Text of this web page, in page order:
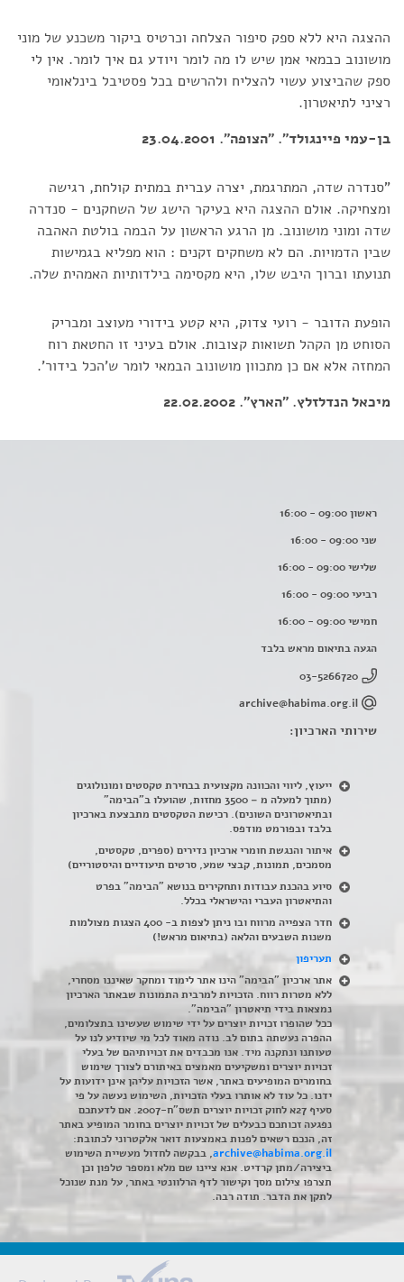
ההצגה היא ללא ספק סיפור הצלחה וכרטיס ביקור משכנע של מוני
מושונוב כבמאי אמן שיש לו מה לומר ויודע גם איך לומר. אין לי
ספק שהביצוע עשוי להצליח ולהרשים בכל פסטיבל בינלאומי
רציני לתיאטרון.
בן-עמי פיינגולד". "הצופה". 23.04.2001
"סנדרה שדה, המתרגמת, יצרה עברית במתית קולחת, רגישה
ומצחיקה. אולם ההצגה היא בעיקר הישג של השחקנים - סנדרה
שדה ומוני מושונוב. מן הרגע הראשון על הבמה בולטת האהבה
שבין הדמויות. הם לא משחקים זקנים : הוא מפליא בגמישות
תנועתו וברוך היבש שלו, היא מקסימה בילדותיות האמהית שלה.
הופעת הדובר - רועי צדוק, היא קטע בידורי מעוצב ומבריק
הסוחט מן הקהל תשואות קצובות. אולם בעיני זו החטאת רוח
המחזה אלא אם כן מתכוון מושונוב הבמאי לומר ש'הכל בידור'.
מיכאל הנדלזלץ. "הארץ". 22.02.2002
ראשון 09:00 - 16:00
שני 09:00 - 16:00
שלישי 09:00 - 16:00
רביעי 09:00 - 16:00
חמישי 09:00 - 16:00
הגעה בתיאום מראש בלבד
03-5266720
archive@habima.org.il
שירותי הארכיון:
ייעוץ, ליווי והכוונה מקצועית בבחירת טקסטים ומונולוגים
(מתוך למעלה מ – 3500 מחזות, שהועלו ב"הבימה"
ובתיאטרונים השונים). רכישת הטקסטים מתבצעת בארכיון
בלבד ובפורמט מודפס.
איתור והנגשת חומרי ארכיון נדירים (ספרים, טקסטים,
מסמכים, תמונות, קבצי שמע, סרטים תיעודיים והיסטוריים)
סיוע בהכנת עבודות ותחקירים בנושא "הבימה" בפרט
והתיאטרון העברי והישראלי בכלל.
חדר הצפייה מרווח ובו ניתן לצפות ב- 400 הצגות מצולמות
משנות השבעים והלאה (בתיאום מראש!)
תעריפון
אתר ארכיון "הבימה" הינו אתר לימוד ומחקר שאיננו מסחרי,
ללא מטרות רווח. הזכויות למרבית התמונות שבאתר הארכיון
נמצאות בידי תיאטרון "הבימה".
ככל שהופרו זכויות יוצרים על ידי שימוש שעשינו בתצלומים,
ההפרה נעשתה בתום לב. נודה מאוד לכל מי שיודיע לנו על
טעותנו ונתקנה מיד. אנו מכבדים את זכויותיהם של בעלי
זכויות יוצרים ומשקיעים מאמצים באיתורם לצורך שימוש
בחומרים המופיעים באתר, אשר הזכויות עליהן אינן ידועות על
ידנו. כל עוד לא אותרו בעלי הזכויות, השימוש נעשה על פי
סעיף 27א לחוק זכויות יוצרים תשס"ח-2007. אם לדעתכם
נפגעה זכותכם כבעלים של זכויות יוצרים בחומר המופיע באתר
זה, הנכם רשאים לפנות באמצעות דואר אלקטרוני לכתובת:
archive@habima.org.il, בבקשה לחדול מעשיית השימוש
ביצירה/מתן קרדיט. אנא ציינו שם מלא ומספר טלפון וכן
תצרפו צילום מסך וקישור לדף הרלוונטי באתר, על מנת שנוכל
לתקן את הדבר. תודה רבה.